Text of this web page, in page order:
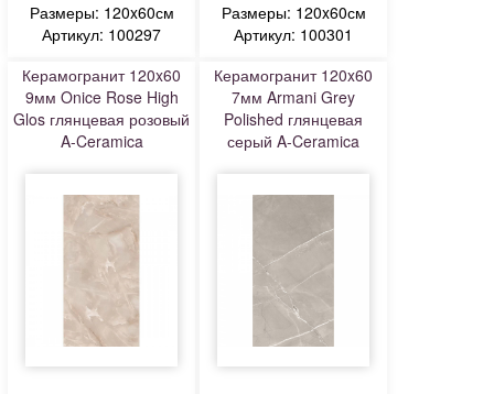
Размеры: 120x60см
Артикул: 100297
Размеры: 120x60см
Артикул: 100301
Керамогранит 120x60
9мм Onice Rose High
Glos глянцевая розовый
A-Ceramica
Керамогранит 120x60
7мм Armani Grey
Polished глянцевая
серый A-Ceramica